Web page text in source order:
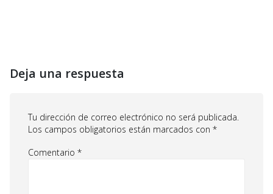
Deja una respuesta
Tu dirección de correo electrónico no será publicada.
Los campos obligatorios están marcados con *
Comentario *